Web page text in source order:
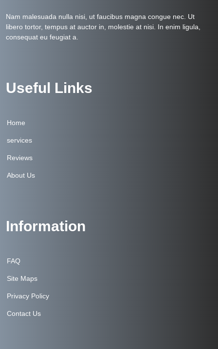
Nam malesuada nulla nisi, ut faucibus magna congue nec. Ut
libero tortor, tempus at auctor in, molestie at nisi. In enim ligula,
consequat eu feugiat a.
Useful Links
Home
services
Reviews
About Us
Information
FAQ
Site Maps
Privacy Policy
Contact Us